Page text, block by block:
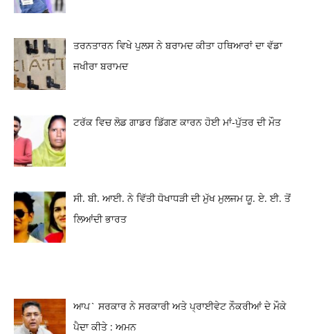
ਤਰਨਤਾਰਨ ਵਿਖੇ ਪੁਲਸ ਨੇ ਬਰਾਮਦ ਕੀਤਾ ਹਥਿਆਰਾਂ ਦਾ ਵੱਡਾ
ਜਖੀਰਾ ਬਰਾਮਦ
ਟਰੱਕ ਵਿਚ ਲੋਡ ਗਾਡਰ ਡਿੱਗਣ ਕਾਰਨ ਹੋਈ ਮਾਂ-ਪੁੱਤਰ ਦੀ ਮੌਤ
ਸੀ. ਬੀ. ਆਈ. ਨੇ ਵਿੱਤੀ ਧੋਖਾਧੜੀ ਦੀ ਮੁੱਖ ਮੁਲਜਮ ਯੂ. ਏ. ਈ. ਤੋਂ
ਲਿਆਂਦੀ ਭਾਰਤ
ਆਪ` ਸਰਕਾਰ ਨੇ ਸਰਕਾਰੀ ਅਤੇ ਪ੍ਰਾਈਵੇਟ ਨੌਕਰੀਆਂ ਦੇ ਮੌਕੇ
ਪੈਦਾ ਕੀਤੇ : ਅਮਨ